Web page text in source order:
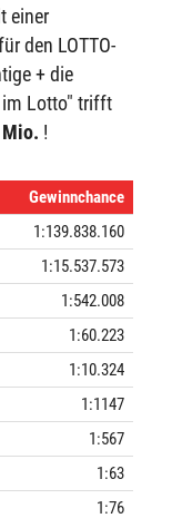
einer
den LOTTO-
+ die
im Lotto" trifft
!
Gewinnchance
1:139.838.160
1:15.537.573
1:542.008
1:60.223
1:10.324
1:1147
1:567
1:63
1:76